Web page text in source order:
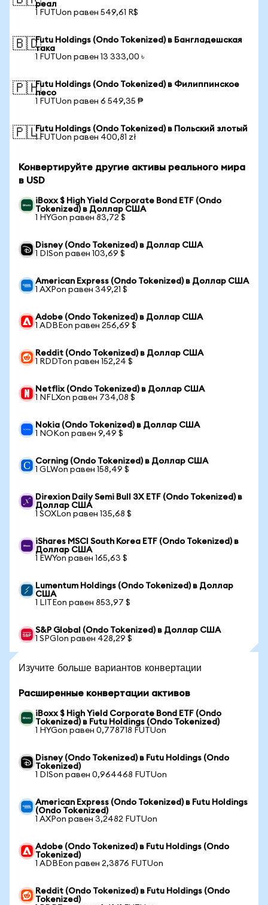
реал
1 FUTUon равен 549,61 R$
🇧🇩Futu Holdings (Ondo Tokenized) в Бангладешская
така
1 FUTUon равен 13 333,00 ৳
🇵🇭Futu Holdings (Ondo Tokenized) в Филиппинское
песо
1 FUTUon равен 6 549,35 ₱
🇵🇱Futu Holdings (Ondo Tokenized) в Польский злотый
1 FUTUon равен 400,81 zł
Конвертируйте другие активы реального мира
в USD
iBoxx $ High Yield Corporate Bond ETF (Ondo
Tokenized) в Доллар США
1 HYGon равен 83,72 $
Disney (Ondo Tokenized) в Доллар США
1 DISon равен 103,69 $
American Express (Ondo Tokenized) в Доллар США
1 AXPon равен 349,21 $
Adobe (Ondo Tokenized) в Доллар США
1 ADBEon равен 256,69 $
Reddit (Ondo Tokenized) в Доллар США
1 RDDTon равен 152,24 $
Netflix (Ondo Tokenized) в Доллар США
1 NFLXon равен 734,08 $
Nokia (Ondo Tokenized) в Доллар США
1 NOKon равен 9,49 $
Corning (Ondo Tokenized) в Доллар США
1 GLWon равен 158,49 $
Direxion Daily Semi Bull 3X ETF (Ondo Tokenized) в
Доллар США
1 SOXLon равен 135,68 $
iShares MSCI South Korea ETF (Ondo Tokenized) в
Доллар США
1 EWYon равен 165,63 $
Lumentum Holdings (Ondo Tokenized) в Доллар
США
1 LITEon равен 853,97 $
S&P Global (Ondo Tokenized) в Доллар США
1 SPGIon равен 428,29 $
Изучите больше вариантов конвертации
Расширенные конвертации активов
iBoxx $ High Yield Corporate Bond ETF (Ondo
Tokenized) в Futu Holdings (Ondo Tokenized)
1 HYGon равен 0,778718 FUTUon
Disney (Ondo Tokenized) в Futu Holdings (Ondo
Tokenized)
1 DISon равен 0,964468 FUTUon
American Express (Ondo Tokenized) в Futu Holdings
(Ondo Tokenized)
1 AXPon равен 3,2482 FUTUon
Adobe (Ondo Tokenized) в Futu Holdings (Ondo
Tokenized)
1 ADBEon равен 2,3876 FUTUon
Reddit (Ondo Tokenized) в Futu Holdings (Ondo
Tokenized)